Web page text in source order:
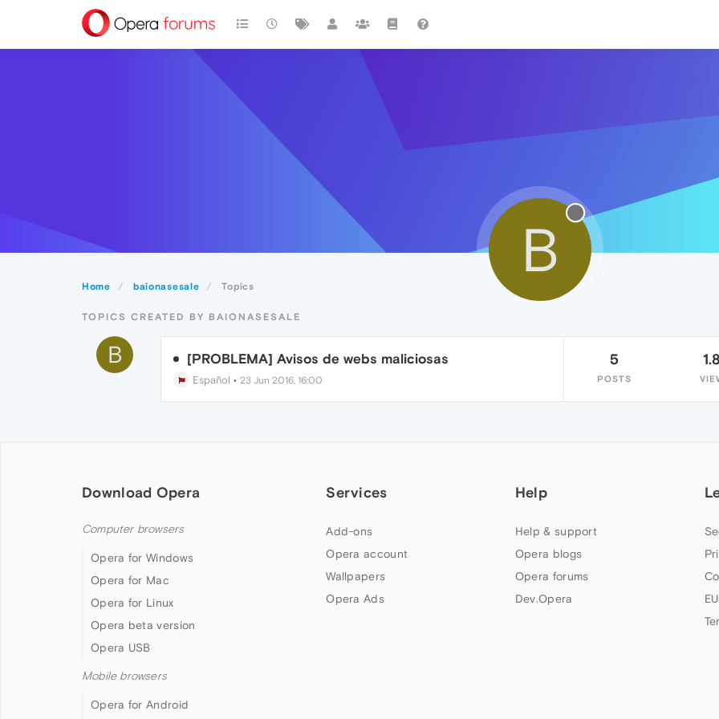
Home baionasesale Topics
B
TOPICS CREATED BY BAIONASESALE
B [PROBLEMA] Avisos de webs maliciosas
Español • 23 Jun 2016, 16:00
5
POSTS
Download Opera
Computer browsers
Opera for Windows
Opera for Mac
Opera for Linux
Opera beta version
Opera USB
Mobile browsers
Opera for Android
Services
Add-ons
Opera account
Wallpapers
Opera Ads
Help
Help & support
Opera blogs
Opera forums
Dev.Opera